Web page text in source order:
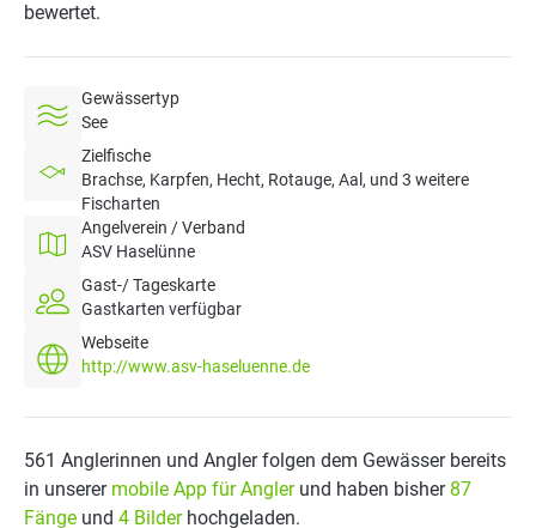
bewertet.
Gewässertyp
See
Zielfische
Brachse, Karpfen, Hecht, Rotauge, Aal, und 3 weitere
Fischarten
Angelverein / Verband
ASV Haselünne
Gast-/ Tageskarte
Gastkarten verfügbar
Webseite
http://www.asv-haseluenne.de
561 Anglerinnen und Angler folgen dem Gewässer bereits
in unserer mobile App für Anglerund haben bisher 87
Fänge und 4 Bilderhochgeladen.